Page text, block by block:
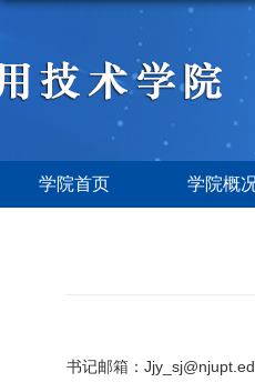
学院首页 学院概
书记邮箱：